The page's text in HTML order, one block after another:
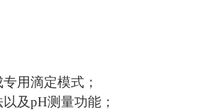
用滴定模式；
及pH测量功能；